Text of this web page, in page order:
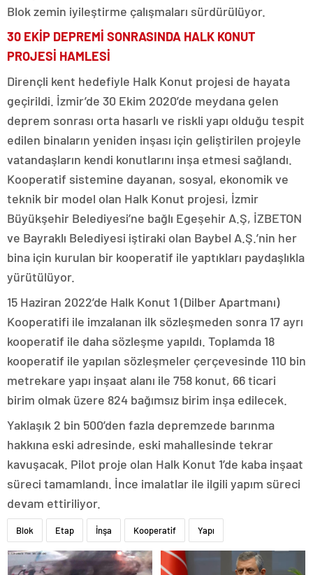
Blok zemin iyileştirme çalışmaları sürdürülüyor.
30 EKİP DEPREMİ SONRASINDA HALK KONUT
PROJESİ HAMLESİ
Dirençli kent hedefiyle Halk Konut projesi de hayata
geçirildi. İzmir’de 30 Ekim 2020’de meydana gelen
deprem sonrası orta hasarlı ve riskli yapı olduğu tespit
edilen binaların yeniden inşası için geliştirilen projeyle
vatandaşların kendi konutlarını inşa etmesi sağlandı.
Kooperatif sistemine dayanan, sosyal, ekonomik ve
teknik bir model olan Halk Konut projesi, İzmir
Büyükşehir Belediyesi’ne bağlı Egeşehir A.Ş, İZBETON
ve Bayraklı Belediyesi iştiraki olan Baybel A.Ş.’nin her
bina için kurulan bir kooperatif ile yaptıkları paydaşlıkla
yürütülüyor.
15 Haziran 2022’de Halk Konut 1 (Dilber Apartmanı)
Kooperatifi ile imzalanan ilk sözleşmeden sonra 17 ayrı
kooperatif ile daha sözleşme yapıldı. Toplamda 18
kooperatif ile yapılan sözleşmeler çerçevesinde 110 bin
metrekare yapı inşaat alanı ile 758 konut, 66 ticari
birim olmak üzere 824 bağımsız birim inşa edilecek.
Yaklaşık 2 bin 500’den fazla depremzede barınma
hakkına eski adresinde, eski mahallesinde tekrar
kavuşacak. Pilot proje olan Halk Konut 1’de kaba inşaat
süreci tamamlandı. İnce imalatlar ile ilgili yapım süreci
devam ettiriliyor.
Blok Etap İnşa Kooperatif Yapı